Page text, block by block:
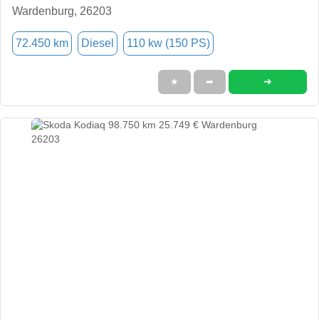
Wardenburg, 26203
72.450 km Diesel 110 kw (150 PS)
★ ➦ ➜